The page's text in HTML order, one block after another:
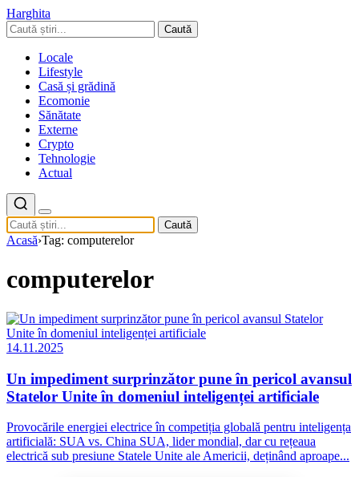
Harghita
Caută
Locale
Lifestyle
Casă și grădină
Ecomonie
Sănătate
Externe
Crypto
Tehnologie
Actual
Caută
Acasă›Tag: computerelor
computerelor
14.11.2025
Un impediment surprinzător pune în pericol avansul
Statelor Unite în domeniul inteligenței artificiale
Provocările energiei electrice în competiția globală pentru inteligența
artificială: SUA vs. China SUA, lider mondial, dar cu rețeaua
electrică sub presiune Statele Unite ale Americii, deținând aproape...